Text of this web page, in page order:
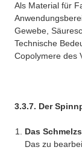
Als Material für
Gewebe,
Technische
Copolymere des
3.3.7. Der
Das
Das zu